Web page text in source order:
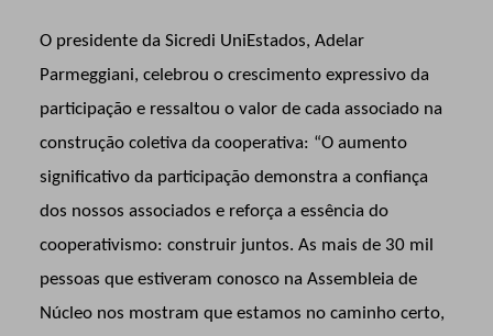
O presidente da Sicredi UniEstados, Adelar
Parmeggiani, celebrou o crescimento expressivo da
participação e ressaltou o valor de cada associado na
construção coletiva da cooperativa: “O aumento
significativo da participação demonstra a confiança
dos nossos associados e reforça a essência do
cooperativismo: construir juntos. As mais de 30 mil
pessoas que estiveram conosco na Assembleia de
Núcleo nos mostram que estamos no caminho certo,